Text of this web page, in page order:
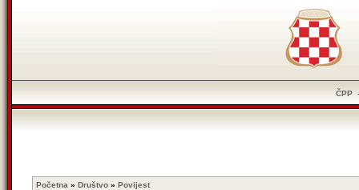
ČPP
Početna » Društvo » Povijest